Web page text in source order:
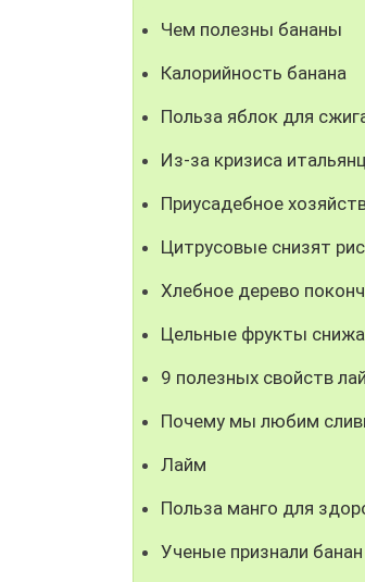
Чем полезны бананы
Калорийность банана
Польза яблок для
Из-за кризиса
Приусадебное
Цитрусовые снизят
Хлебное дерево
Цельные фрукты
9 полезных свойств
Почему мы любим
Лайм
Польза манго для
Ученые признали